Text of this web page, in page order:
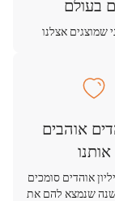
בעולם
שמוצגים אצלנו
אוהבים
אותנו
2.5 מיליון אוהדים סומכים
שנה שנמצא להם את